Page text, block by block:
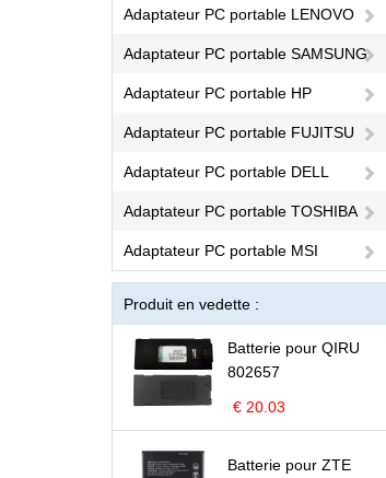
Adaptateur PC portable LENOVO
Adaptateur PC portable SAMSUNG
Adaptateur PC portable HP
Adaptateur PC portable FUJITSU
Adaptateur PC portable DELL
Adaptateur PC portable TOSHIBA
Adaptateur PC portable MSI
Produit en vedette :
Batterie pour QIRU
802657
€ 20.03
Batterie pour ZTE